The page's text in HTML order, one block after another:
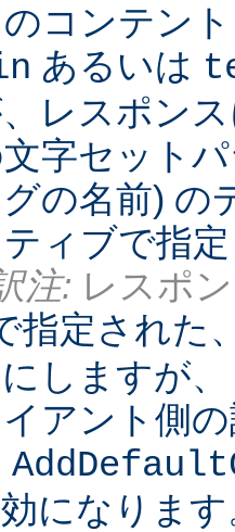
コンテン
あるいは
レスポン
字セット
の名前) の
ィブで指
注: レスポ
指定された
しますが
アント側
になりま